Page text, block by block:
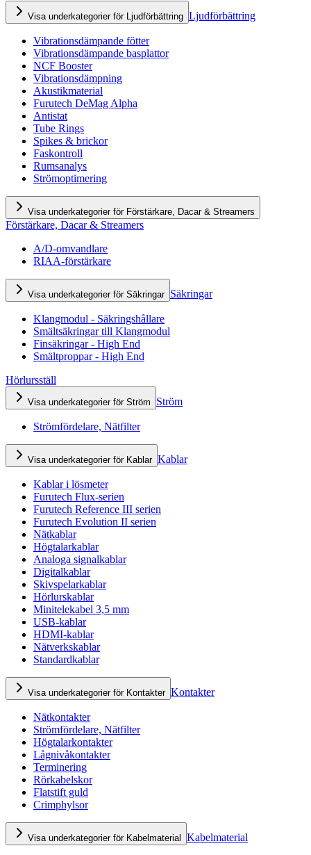
Visa underkategorier för Ljudförbättring Ljudförbättring
Vibrationsdämpande fötter
Vibrationsdämpande basplattor
NCF Booster
Vibrationsdämpning
Akustikmaterial
Furutech DeMag Alpha
Antistat
Tube Rings
Spikes & brickor
Faskontroll
Rumsanalys
Strömoptimering
Visa underkategorier för Förstärkare, Dacar & Streamers
Förstärkare, Dacar & Streamers
A/D-omvandlare
RIAA-förstärkare
Visa underkategorier för Säkringar Säkringar
Klangmodul - Säkringshållare
Smältsäkringar till Klangmodul
Finsäkringar - High End
Smältproppar - High End
Hörlursställ
Visa underkategorier för Ström Ström
Strömfördelare, Nätfilter
Visa underkategorier för Kablar Kablar
Kablar i lösmeter
Furutech Flux-serien
Furutech Reference III serien
Furutech Evolution II serien
Nätkablar
Högtalarkablar
Analoga signalkablar
Digitalkablar
Skivspelarkablar
Hörlurskablar
Minitelekabel 3,5 mm
USB-kablar
HDMI-kablar
Nätverkskablar
Standardkablar
Visa underkategorier för Kontakter Kontakter
Nätkontakter
Strömfördelare, Nätfilter
Högtalarkontakter
Lågnivåkontakter
Terminering
Rörkabelskor
Flatstift guld
Crimphylsor
Visa underkategorier för Kabelmaterial Kabelmaterial